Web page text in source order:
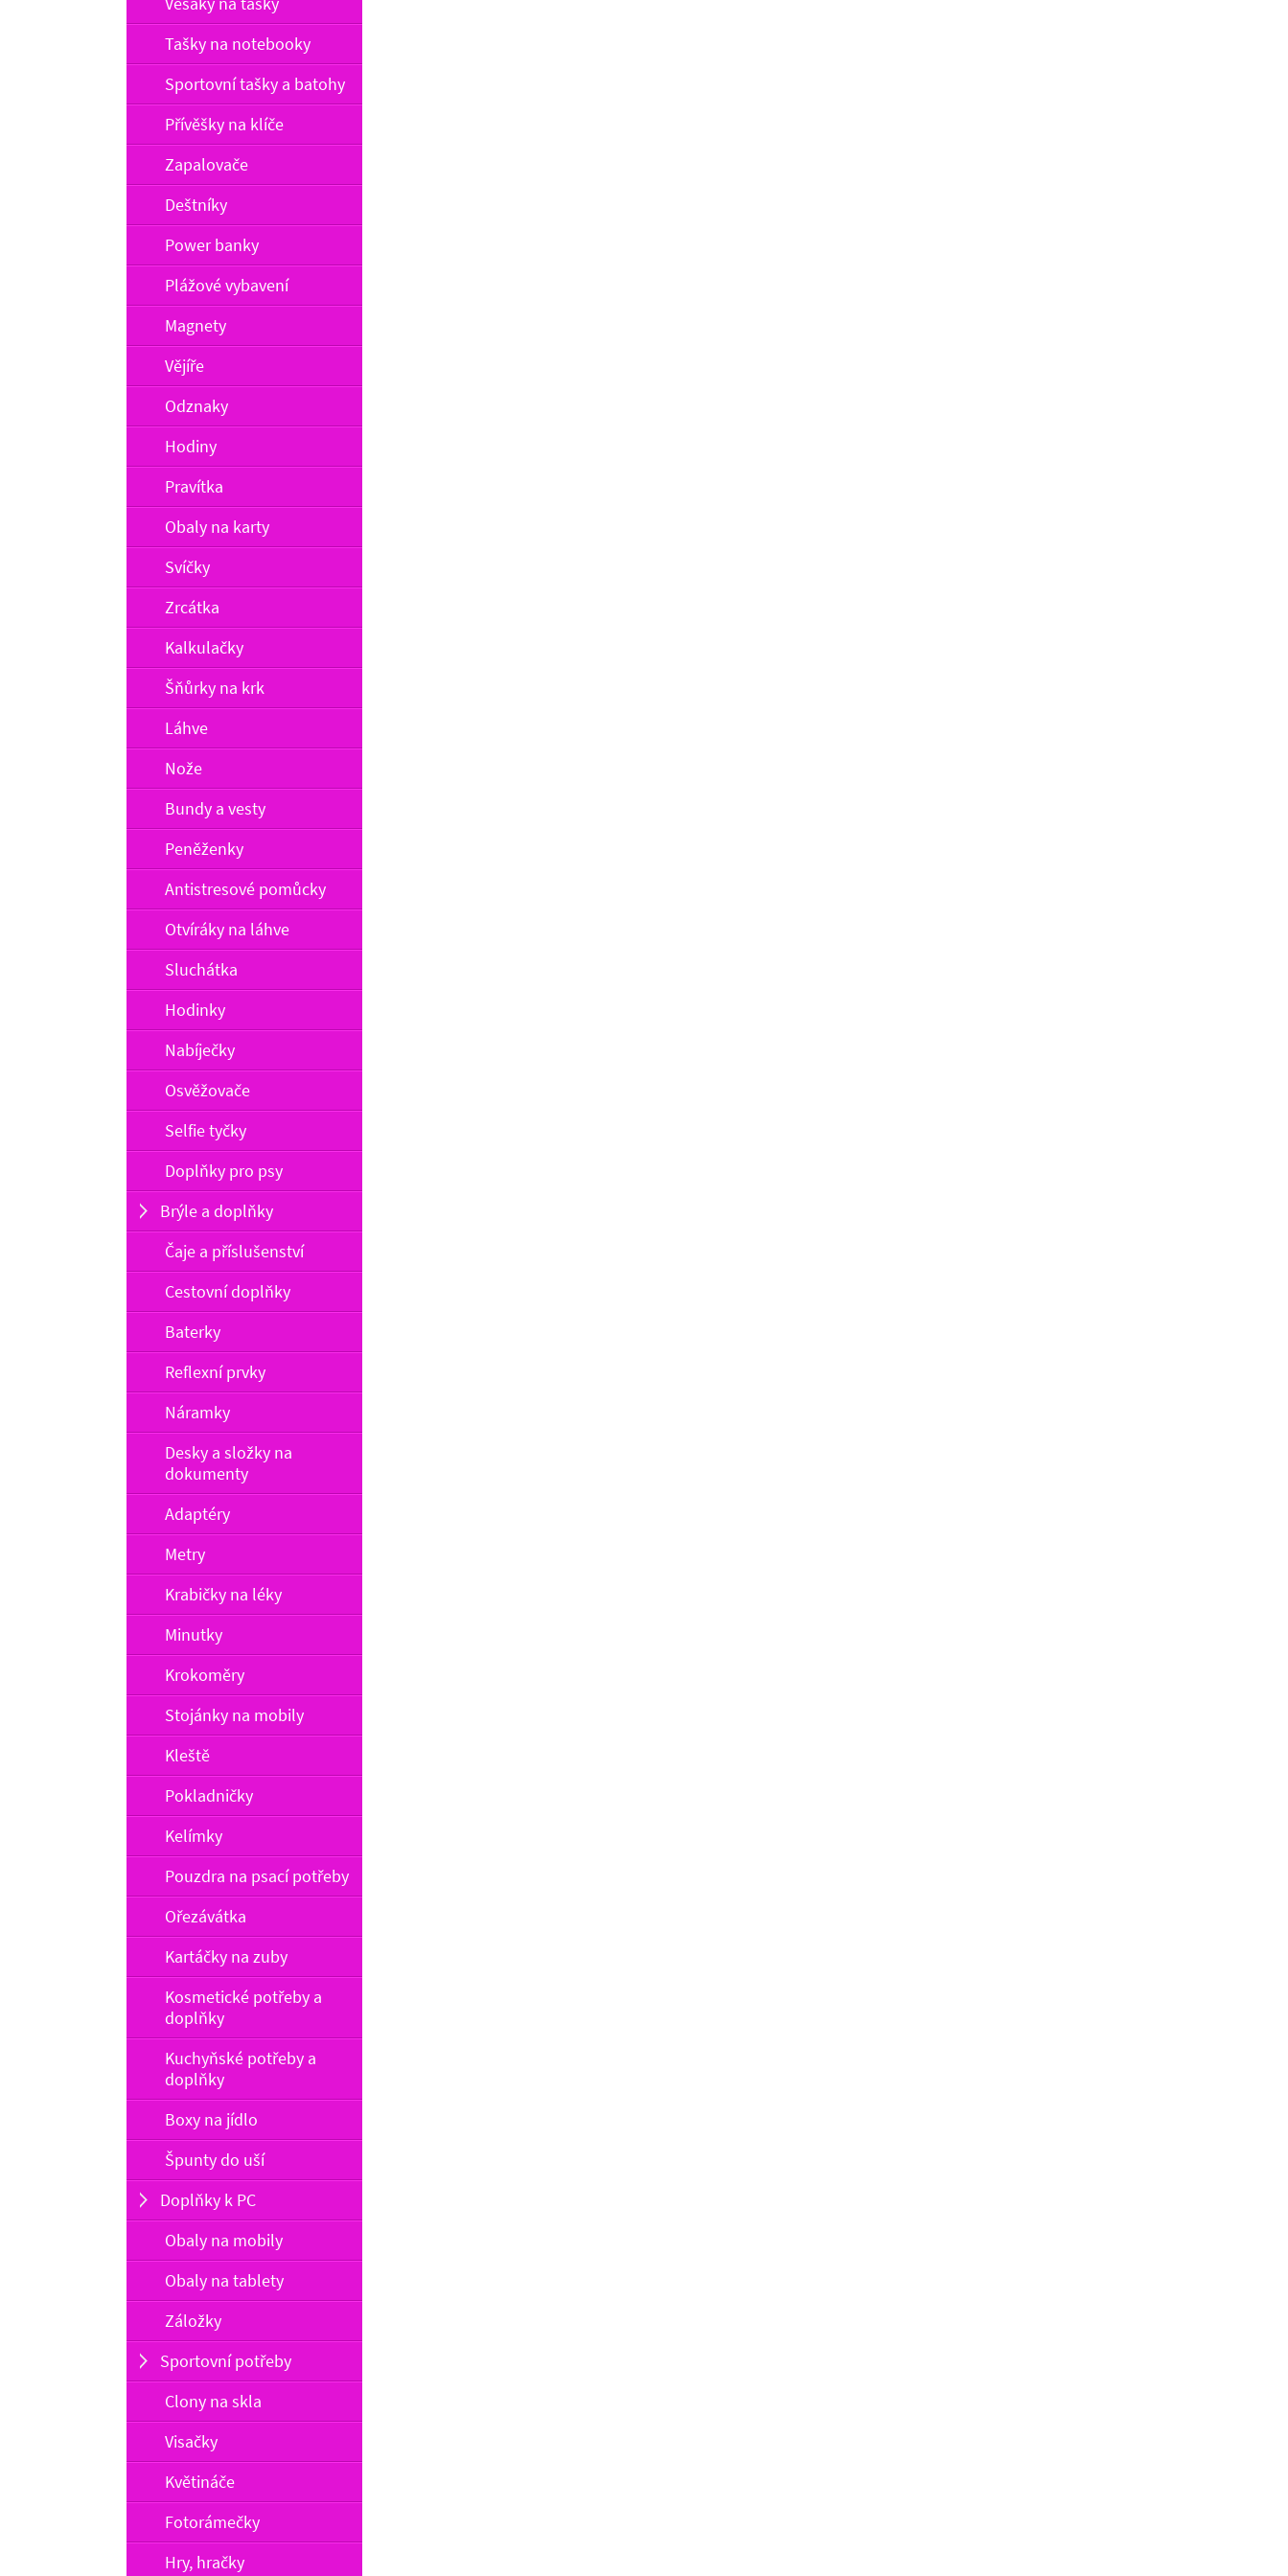
Tašky na notebooky
Sportovní tašky a batohy
Přívěšky na klíče
Zapalovače
Deštníky
Power banky
Plážové vybavení
Magnety
Vějíře
Odznaky
Hodiny
Pravítka
Obaly na karty
Svíčky
Zrcátka
Kalkulačky
Šňůrky na krk
Láhve
Nože
Bundy a vesty
Peněženky
Antistresové pomůcky
Otvíráky na láhve
Sluchátka
Hodinky
Nabíječky
Osvěžovače
Selfie tyčky
Doplňky pro psy
Brýle a doplňky
Čaje a příslušenství
Cestovní doplňky
Baterky
Reflexní prvky
Náramky
Desky a složky na
dokumenty
Adaptéry
Metry
Krabičky na léky
Minutky
Krokoměry
Stojánky na mobily
Kleště
Pokladničky
Kelímky
Pouzdra na psací potřeby
Ořezávátka
Kartáčky na zuby
Kosmetické potřeby a
doplňky
Kuchyňské potřeby a
doplňky
Boxy na jídlo
Špunty do uší
Doplňky k PC
Obaly na mobily
Obaly na tablety
Záložky
Sportovní potřeby
Clony na skla
Visačky
Květináče
Fotorámečky
Hry, hračky